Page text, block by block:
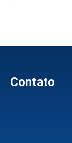
Contato